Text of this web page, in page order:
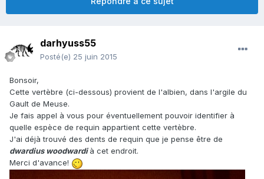
darhyuss55
Posté(e) 25 juin 2015
Bonsoir,
Cette vertèbre (ci-dessous) provient de l'albien, dans l'argile du
Gault de Meuse.
Je fais appel à vous pour éventuellement pouvoir identifier à
quelle espèce de requin appartient cette vertèbre.
J'ai déjà trouvé des dents de requin que je pense être de
dwardius woodwardià cet endroit.
Merci d'avance!